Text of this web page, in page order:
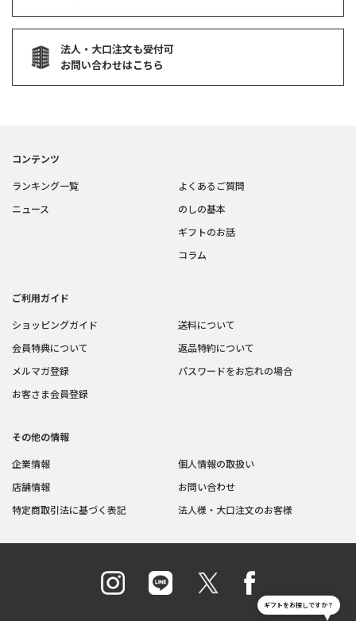
法人・大口注文も受付可
お問い合わせはこちら
コンテンツ
ランキング一覧
ニュース
よくあるご質問
のしの基本
ギフトのお話
コラム
ご利用ガイド
ショッピングガイド
会員特典について
メルマガ登録
お客さま会員登録
送料について
返品特約について
パスワードをお忘れの場合
その他の情報
企業情報
店舗情報
特定商取引法に基づく表記
個人情報の取扱い
お問い合わせ
法人様・大口注文のお客様
ギフトをお探しですか？